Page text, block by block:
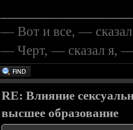
— Вот и все, —
— Черт, — сказал я, —
RE: Влияние
высшее образование